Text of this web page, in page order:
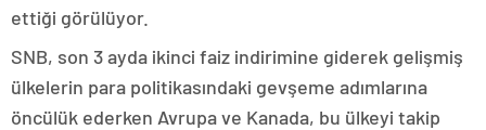
ettiği görülüyor.
SNB, son 3 ayda ikinci faiz indirimine giderek gelişmiş
ülkelerin para politikasındaki gevşeme adımlarına
öncülük ederken Avrupa ve Kanada, bu ülkeyi takip